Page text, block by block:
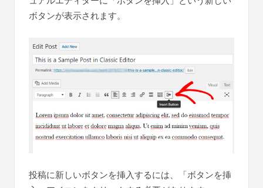
ボタンが表示されます。
投稿に新しいボタンを挿入するには、「ボタンを挿